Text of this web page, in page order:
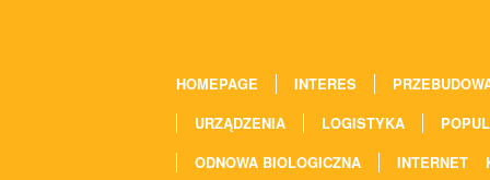
HOMEPAGE INTERES
URZĄDZENIA
LOGISTYKA
ODNOWA BIOLOGICZNA
INTERNET